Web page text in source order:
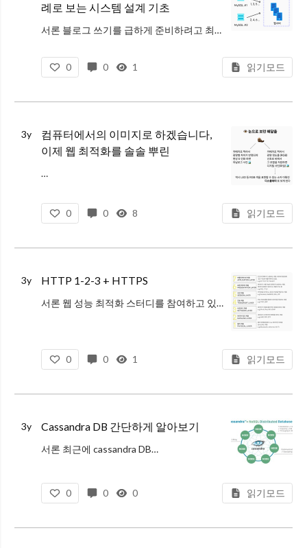
례로 보는 시스템 설계 기초
서론 블로그 쓰기를 급하게 준비하려고 최근 궁금했던 디스코드는 어떻게 수조개의 메시지를 다룰까요 블로그를 보다가 snowflake 를 알게 되었다. snowflake 는 트위터에서 제안한 유니크한 id 생성기로, 분산시스템
0 0 1 읽기모드
3y
컴퓨터에서의 이미지로 하겠습니다,
이제 웹 최적화를 솔솔 뿌린
…
0 0 8 읽기모드
3y HTTP 1-2-3 + HTTPS
서론 웹 성능 최적화 스터디를 참여하고 있는데, HTTP 의 역사가 나왔다. 머릿속에서 휘발되기 전에 하나의 개념으로 묶어놓는 편이 나에게 유리할 것 같아 정리하는 HTTP 1-2-3 그리고 HTTPS 까지! HTTP…
0 0 1 읽기모드
3y Cassandra DB 간단하게 알아보기
서론 최근에 cassandra DB…
0 0 0 읽기모드